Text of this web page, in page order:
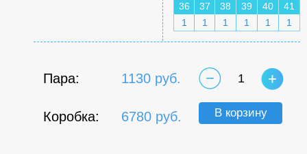
36 37 38 39 40
41
1
1 1 1 1 1
Пара: 1130 руб.
Коробка: 6780 руб.
1
В корзину